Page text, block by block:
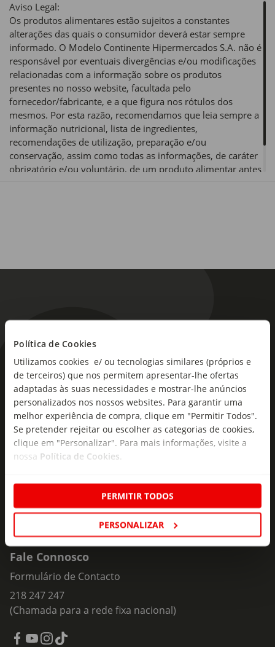
Política de Cookies
Utilizamos cookies e/ ou tecnologias similares (próprios e
de terceiros) que nos permitem apresentar-lhe ofertas
adaptadas às suas necessidades e mostrar-lhe anúncios
personalizados nos nossos websites. Para garantir uma
melhor experiência de compra, clique em "Permitir Todos".
Se pretender rejeitar ou escolher as categorias de cookies,
clique em "Personalizar". Para mais informações, visite a
nossa Política de Cookies.
PERMITIR TODOS
PERSONALIZAR
Aviso Legal:
Os produtos alimentares estão sujeitos a constantes
alterações das quais o consumidor deverá estar sempre
informado. O Modelo Continente Hipermercados S.A. não é
responsável por eventuais divergências e/ou modificações
relacionadas com a informação sobre os produtos
presentes no nosso website, facultada pelo
fornecedor/fabricante, e a que figura nos rótulos dos
mesmos. Por esta razão, recomendamos que leia sempre a
informação nutricional, lista de ingredientes,
recomendações de utilização, preparação e/ou
conservação, assim como todas as informações, de caráter
obrigatório e/ou voluntário, de um produto alimentar antes
As novidades mais frescas no
seu e-mail!
Subscreva e descubra campanhas exclusivas,
ofertas e novidades para si.
Insira o seu e-
mail
Fale Connosco
Formulário de Contacto
218 247 247
(Chamada para a rede fixa nacional)